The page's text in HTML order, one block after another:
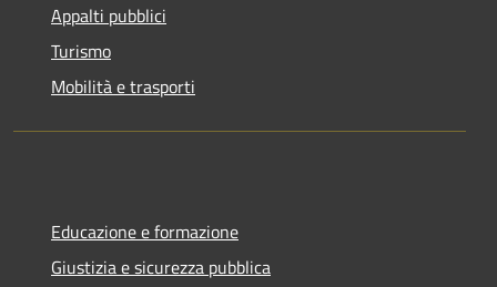
Appalti pubblici
Turismo
Mobilità e trasporti
Educazione e formazione
Giustizia e sicurezza pubblica